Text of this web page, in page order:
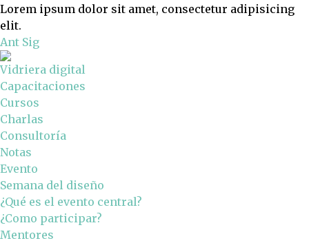
Lorem ipsum dolor sit amet, consectetur adipisicing
elit.
Ant Sig
Vidriera digital
Capacitaciones
Cursos
Charlas
Consultoría
Notas
Evento
Semana del diseño
¿Qué es el evento central?
¿Como participar?
Mentores